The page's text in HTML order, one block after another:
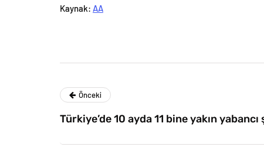
Kaynak: AA
Önceki
Türkiye’de 10 ayda 11 bine yakın